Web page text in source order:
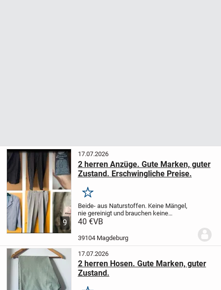
9
17.07.2026
2 herren Anzüge. Gute Marken, guter
Zustand. Erschwingliche Preise.
Merken
Beide- aus Naturstoffen. Keine Mängel,
nie gereinigt und brauchen keine
Reinigung. 1. Braun, gelbgestrifflich. 100%
2. Silber- grau, dünne Wolle von...
40 €VB
39104 Magdeburg
17.07.2026
2 herren Hosen. Gute Marken, guter
Zustand.